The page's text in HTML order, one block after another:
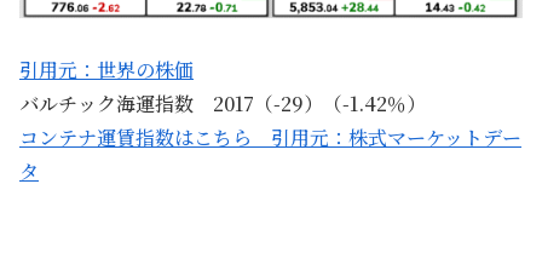
引用元：世界の株価
バルチック海運指数 2017（-29）（-1.42％）
コンテナ運賃指数はこちら 引用元：株式マーケットデー
タ